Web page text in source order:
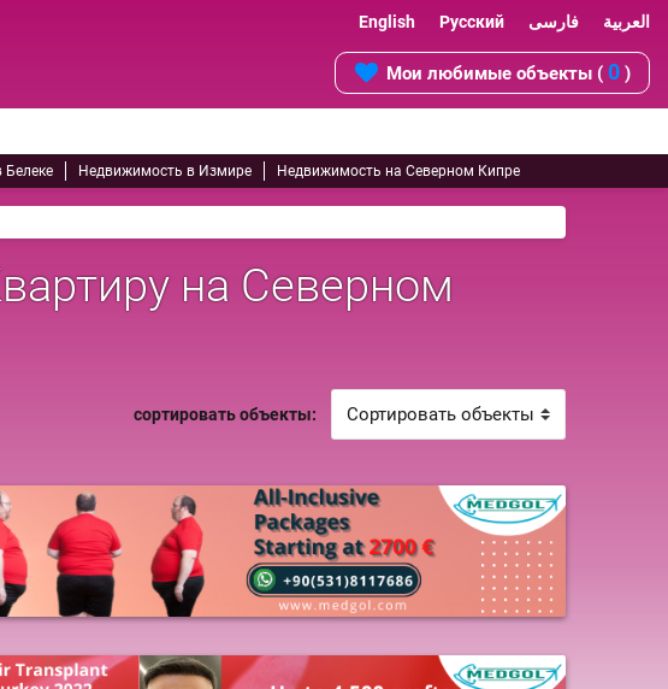
English Русский فارسی العربية
Мои любимые объекты ( 0 )
Белеке Недвижимость в Измире Недвижимость на Северном Кипре
на Северном
сортировать объекты: